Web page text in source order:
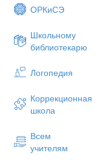
ОРКиСЭ
Школьному
библиотекарю
Логопедия
Коррекционная
школа
Всем
учителям